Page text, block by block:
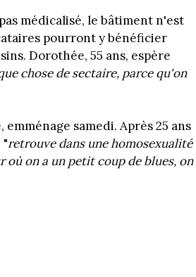
médicalisé, le bâtiment n'est
pourront y bénéficier
Dorothée, 55 ans, espère
chose de sectaire, parce qu'on
samedi. Après 25 ans
"retrouve dans une homosexualité
où on a un petit coup de blues, on